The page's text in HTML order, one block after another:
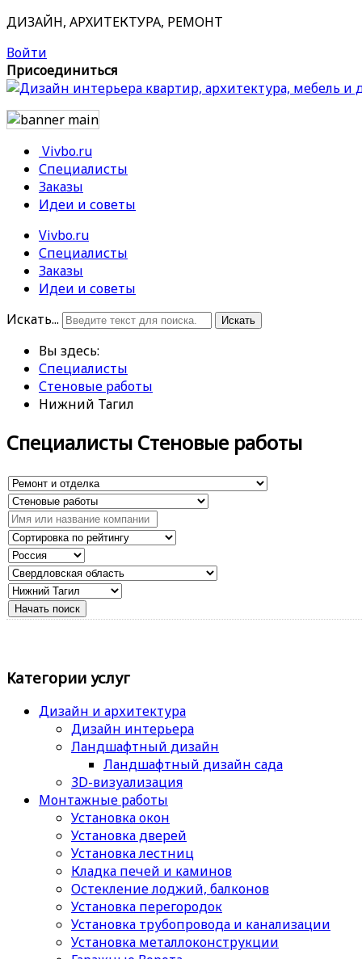
ДИЗАЙН, АРХИТЕКТУРА, РЕМОНТ
Войти
Присоединиться
Vivbo.ru
Специалисты
Заказы
Идеи и советы
Vivbo.ru
Специалисты
Заказы
Идеи и советы
Искать...
Искать
Вы здесь:
Специалисты
Стеновые работы
Нижний Тагил
Специалисты Стеновые работы
Категории услуг
Дизайн и архитектура
Дизайн интерьера
Ландшафтный дизайн
Ландшафтный дизайн сада
3D-визуализация
Монтажные работы
Установка окон
Установка дверей
Установка лестниц
Кладка печей и каминов
Остекление лоджий, балконов
Установка перегородок
Установка трубопровода и канализации
Установка металлоконструкции